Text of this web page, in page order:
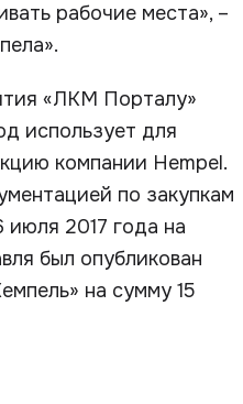
рабочие места», –
«ЛКМ Порталу»
использует для
компании Hempel.
по закупкам
июля 2017 года на
был опубликован
на сумму 15